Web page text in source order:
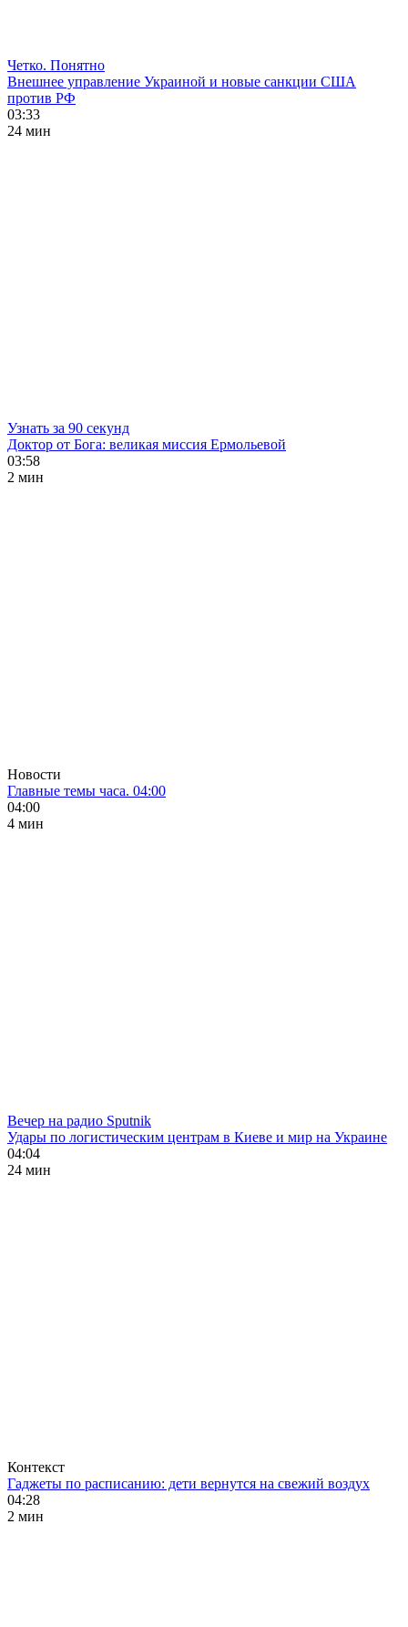
Четко. Понятно
Внешнее управление Украиной и новые санкции США
против РФ
03:33
24 мин
Узнать за 90 секунд
Доктор от Бога: великая миссия Ермольевой
03:58
2 мин
Новости
Главные темы часа. 04:00
04:00
4 мин
Вечер на радио Sputnik
Удары по логистическим центрам в Киеве и мир на Украине
04:04
24 мин
Контекст
Гаджеты по расписанию: дети вернутся на свежий воздух
04:28
2 мин